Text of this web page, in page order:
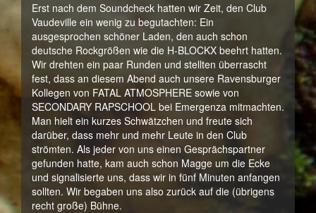
Erst nach dem Soundcheck hatten wir Zeit, den Club
Vaudeville ein wenig zu begutachten: Ein
ausgesprochen schöner Laden, den auch schon
deutsche Rockgrößen wie die H-BLOCKX beehrt hatten.
Wir drehten ein paar Runden und stellten überrascht
fest, dass an diesem Abend auch unsere Ravensburger
Kollegen von FATAL ATMOSPHERE sowie von
SECONDARY RAPSCHOOL bei Emergenza mitmachten.
Man hielt ein kurzes Schwätzchen und freute sich
darüber, dass mehr und mehr Leute in den Club
strömten. Als jeder von uns einen Gesprächspartner
gefunden hatte, kam auch schon Magge um die Ecke
und signalisierte uns, dass wir in fünf Minuten anfangen
sollten. Wir begaben uns also zurück auf die (übrigens
recht große) Bühne.